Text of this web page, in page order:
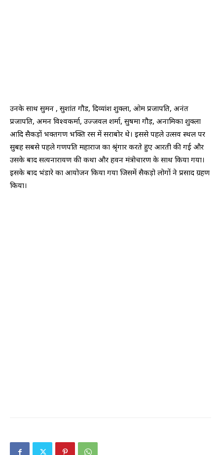
उनके साथ सुमन , सुशांत गौड, दिव्यांश शुक्ला, ओम प्रजापति, अनंत
प्रजापति, अमन विश्वकर्मा, उज्जवल शर्मा, सुषमा गौड़, अनामिका शुक्ला
आदि सैकड़ों भक्तगण भक्ति रस में सराबोर थे। इससे पहले उत्सव स्थल पर
सुबह सबसे पहले गणपति महाराज का श्रृंगार करते हुए आरती की गई और
उसके बाद सत्यनारायण की कथा और हवन मंत्रोचारण के साथ किया गया।
इसके बाद भंडारे का आयोजन किया गया जिसमें सैकड़ो लोगों ने प्रसाद ग्रहण
किया।